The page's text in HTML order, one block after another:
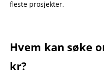
fleste prosjekter.
Hvem kan søke
kr?